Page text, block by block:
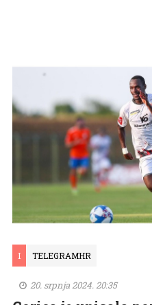
I TELEGRAMHR
20. srpnja 2024. 20:35